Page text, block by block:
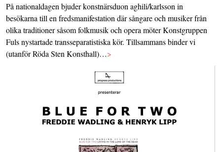
På nationaldagen bjuder konstnärsduon aghili/karlsson in
besökarna till en fredsmanifestation där sångare och musiker från
olika traditioner såsom folkmusik och opera möter Konstgruppen
Fuls nystartade transseparatistiska kör. Tillsammans binder vi
(utanför Röda Sten Konsthall)…>